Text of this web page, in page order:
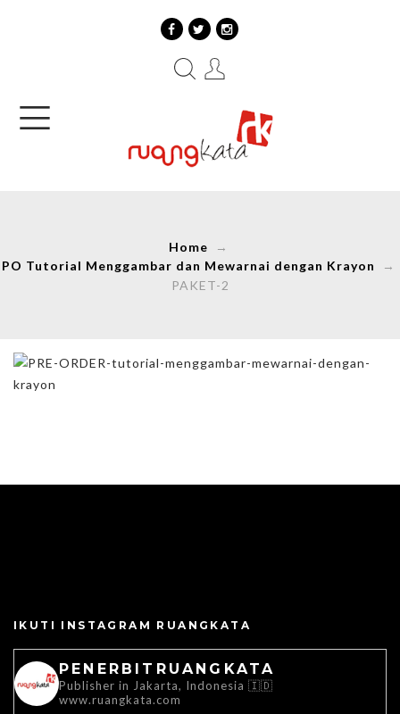
Home →
PO Tutorial Menggambar dan Mewarnai dengan Krayon →
PAKET-2
IKUTI INSTAGRAM RUANGKATA
PENERBITRUANGKATA
Publisher in Jakarta, Indonesia 🇮🇩
www.ruangkata.com